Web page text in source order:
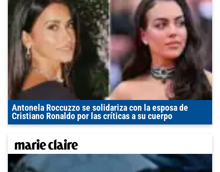
Antonela Roccuzzo se solidariza con la esposa de
Cristiano Ronaldo por las críticas a su cuerpo